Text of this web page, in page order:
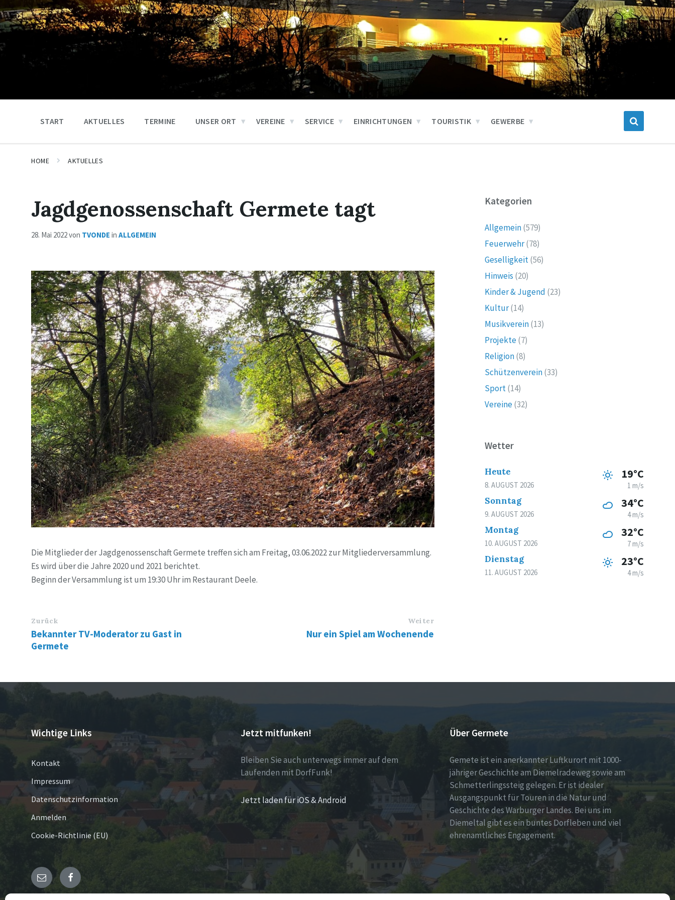
START AKTUELLES TERMINE UNSER ORT VEREINE SERVICE EINRICHTUNGEN TOURISTIK GEWERBE
HOME AKTUELLES
Jagdgenossenschaft Germete tagt
28. Mai 2022von TVONDE in ALLGEMEIN
Die Mitglieder der Jagdgenossenschaft Germete treffen sich am Freitag, 03.06.2022 zur Mitgliederversammlung.
Es wird über die Jahre 2020 und 2021 berichtet.
Beginn der Versammlung ist um 19:30 Uhr im Restaurant Deele.
Zurück
Bekannter TV-Moderator zu Gast in
Germete
Weiter
Nur ein Spiel am Wochenende
Kategorien
Allgemein(579)
Feuerwehr(78)
Geselligkeit(56)
Hinweis (20)
Kinder & Jugend (23)
Kultur(14)
Musikverein(13)
Projekte(7)
Religion(8)
Schützenverein(33)
Sport(14)
Vereine(32)
Wetter
Heute
8. AUGUST 2026
19°C
1 m/s
Sonntag
9. AUGUST 2026
34°C
4 m/s
Montag
10. AUGUST 2026
32°C
7 m/s
Dienstag
11. AUGUST 2026
23°C
4 m/s
Wichtige Links
Kontakt
Impressum
Datenschutzinformation
Anmelden
Cookie-Richtlinie (EU)
Jetzt mitfunken!
Bleiben Sie auch unterwegs immer auf dem
Laufenden mit DorfFunk!
Jetzt laden für iOS & Android
Über Germete
Gemete ist ein anerkannter Luftkurort mit 1000-
jähriger Geschichte am Diemelradeweg sowie am
Schmetterlingssteig gelegen. Er ist idealer
Ausgangspunkt für Touren in die Natur und
Geschichte des Warburger Landes. Bei uns im
Diemeltal gibt es ein buntes Dorfleben und viel
ehrenamtliches Engagement.
E- Facebook